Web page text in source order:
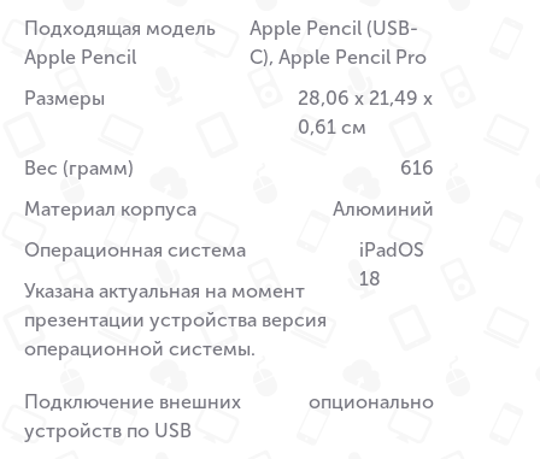
Подходящая модель
Apple Pencil
Apple Pencil (USB-
C), Apple Pencil Pro
Размеры
28,06 x 21,49 x
0,61 см
Вес (грамм)
616
Материал корпуса
Алюминий
Операционная система
Указана актуальная на момент
презентации устройства версия
операционной системы.
iPadOS
18
Подключение внешних
устройств по USB
опционально